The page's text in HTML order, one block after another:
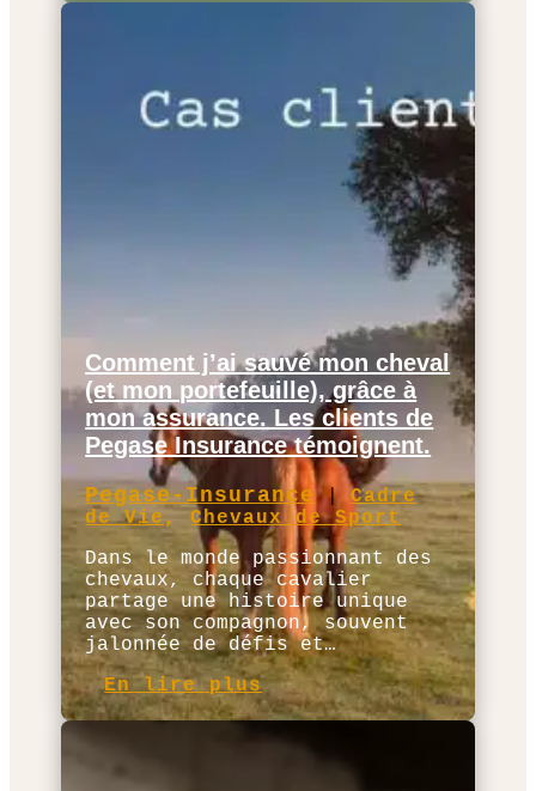
Comment j’ai sauvé mon cheval
(et mon portefeuille), grâce à
mon assurance. Les clients de
Pegase Insurance témoignent.
Pegase-Insurance | Cadre
de Vie ,Chevaux de Sport
Dans le monde passionnant des
chevaux, chaque cavalier
partage une histoire unique
avec son compagnon, souvent
jalonnée de défis et…
En lire plus